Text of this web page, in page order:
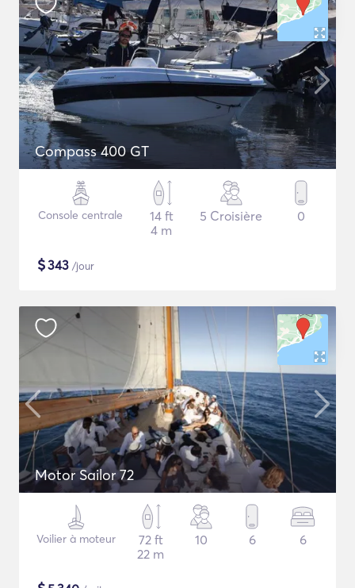
Compass 400 GT
Console centrale
14 ft
4 m
5 Croisière 0
$343 /jour
Motor Sailor 72
Voilier à moteur
72 ft
22 m
10 6 6